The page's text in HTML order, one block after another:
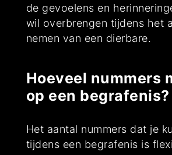
de gevoelens en
wil overbrengen tijdens het
nemen van een dierbare.
Hoeveel nummers
op een begrafenis?
Het aantal nummers dat je
tijdens een begrafenis is